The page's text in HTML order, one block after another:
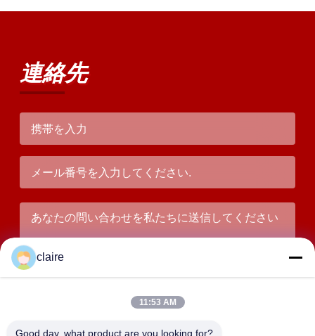
連絡先
claire
11:53 AM
Good day, what product are you looking for?